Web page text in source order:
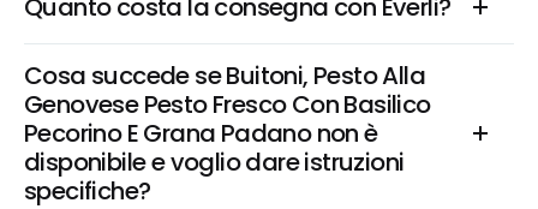
Quanto costa la consegna con Everli?
Cosa succede se Buitoni, Pesto Alla
Genovese Pesto Fresco Con Basilico
Pecorino E Grana Padano non è
disponibile e voglio dare istruzioni
specifiche?